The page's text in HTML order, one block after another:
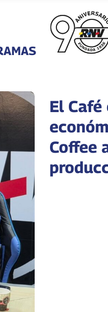
El
Coffee